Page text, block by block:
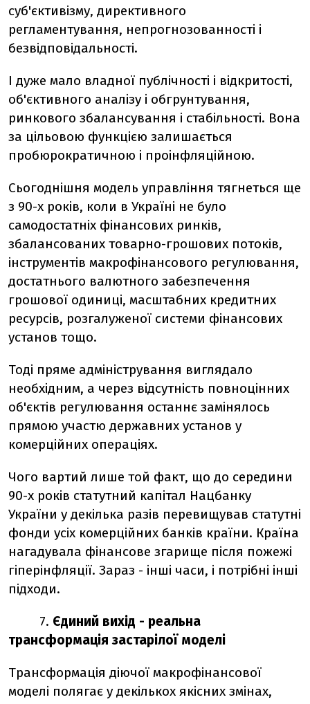
суб'єктивізму, директивного
регламентування, непрогнозованності і
безвідповідальності.
І дуже мало владної публічності і відкритості,
об'єктивного аналізу і обгрунтування,
ринкового збалансування і стабільності. Вона
за цільовою функцією залишається
пробюрократичною і проінфляційною.
Сьогоднішня модель управління тягнеться ще
з 90-х років, коли в Україні не було
самодостатніх фінансових ринків,
збалансованих товарно-грошових потоків,
інструментів макрофінансового регулювання,
достатнього валютного забезпечення
грошової одиниці, масштабних кредитних
ресурсів, розгалуженої системи фінансових
установ тощо.
Тоді пряме адміністрування виглядало
необхідним, а через відсутність повноцінних
об'єктів регулювання останнє замінялось
прямою участю державних установ у
комерційних операціях.
Чого вартий лише той факт, що до середини
90-х років статутний капітал Нацбанку
України у декілька разів перевищував статутні
фонди усіх комерційних банків країни. Країна
нагадувала фінансове згарище після пожежі
гіперінфляції. Зараз - інші часи, і потрібні інші
підходи.
7. Єдиний вихід - реальна
трансформація застарілої моделі
Трансформація діючої макрофінансової
моделі полягає у декількох якісних змінах,